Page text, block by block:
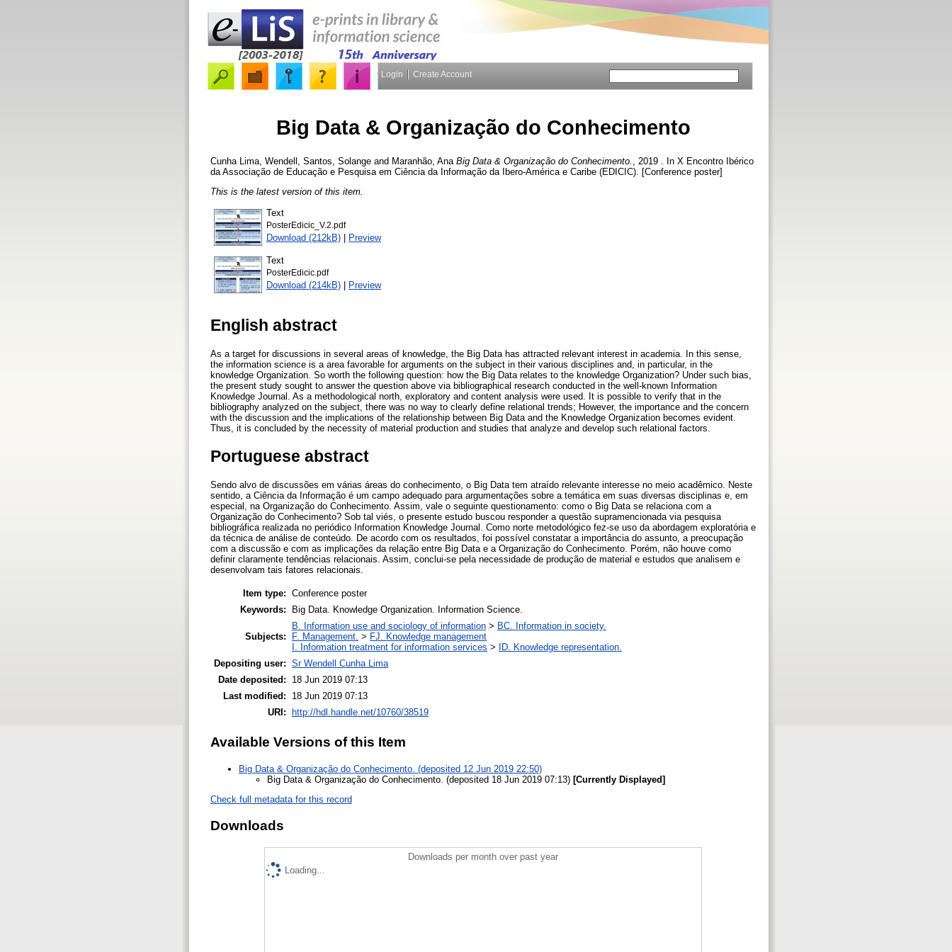
Login Create Account
Big Data & Organização do Conhecimento
Cunha Lima, Wendell Santos, Solange and Maranhão, Ana Big Data & Organização do Conhecimento.
, 2019 . In X Encontro Ibérico
da Associação de Educação e Pesquisa em Ciência da Informação da Ibero-América e Caribe (EDICIC). [Conference poster]
This is the latest version of this item.
Text
PosterEdicic_V.2.pdf
Download (212kB) Preview
Text
PosterEdicic.pdf
Download (214kB) Preview
English abstract
As a target for discussions in several areas of knowledge, the Big Data has attracted relevant interest in academia. In this sense,
the information science is a area favorable for arguments on the subject in their various disciplines and, in particular, in the
knowledge Organization. So worth the following question: how the Big Data relates to the knowledge Organization? Under such bias,
the present study sought to answer the question above via bibliographical research conducted in the well-known Information
Knowledge Journal. As a methodological north, exploratory and content analysis were used. It is possible to verify that in the
bibliography analyzed on the subject, there was no way to clearly define relational trends; However, the importance and the concern
with the discussion and the implications of the relationship between Big Data and the Knowledge Organization becomes evident.
Thus, it is concluded by the necessity of material production and studies that analyze and develop such relational factors.
Portuguese abstract
Sendo alvo de discussões em várias áreas do conhecimento, o Big Data tem atraído relevante interesse no meio acadêmico. Neste
sentido, a Ciência da Informação é um campo adequado para argumentações sobre a temática em suas diversas disciplinas e, em
especial, na Organização do Conhecimento. Assim, vale o seguinte questionamento: como o Big Data se relaciona com a
Organização do Conhecimento? Sob tal viés, o presente estudo buscou responder a questão supramencionada via pesquisa
bibliográfica realizada no periódico Information Knowledge Journal. Como norte metodológico fez-se uso da abordagem exploratória e
da técnica de análise de conteúdo. De acordo com os resultados, foi possível constatar a importância do assunto, a preocupação
com a discussão e com as implicações da relação entre Big Data e a Organização do Conhecimento. Porém, não houve como
definir claramente tendências relacionais. Assim, conclui-se pela necessidade de produção de material e estudos que analisem e
desenvolvam tais fatores relacionais.
Item type: Conference poster
Keywords:
Big Data. Knowledge Organization. Information Science.
Subjects:
B. Information use and sociology of information > BC. Information in society.
F. Management. > FJ. Knowledge management
I. Information treatment for information services > ID. Knowledge representation.
Depositing user: Sr Wendell Cunha Lima
Date deposited:
18 Jun 2019 07:13
Last modified:
18 Jun 2019 07:13
URI: http://hdl.handle.net/10760/38519
Available Versions of this Item
Big Data & Organização do Conhecimento. (deposited 12 Jun 2019 22:50)
Big Data & Organização do Conhecimento. (deposited 18 Jun 2019 07:13) [Currently Displayed]
Check full metadata for this record
Downloads
Downloads per month over past year
Loading...